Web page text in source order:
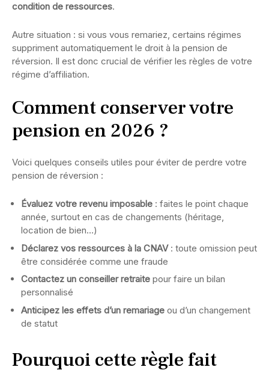
condition de ressources.
Autre situation : si vous vous remariez, certains régimes
suppriment automatiquement le droit à la pension de
réversion. Il est donc crucial de vérifier les règles de votre
régime d’affiliation.
Comment conserver votre
pension en 2026 ?
Voici quelques conseils utiles pour éviter de perdre votre
pension de réversion :
Évaluez votre revenu imposable : faites le point chaque
année, surtout en cas de changements (héritage,
location de bien…)
Déclarez vos ressources à la CNAV: toute omission peut
être considérée comme une fraude
Contactez un conseiller retraite pour faire un bilan
personnalisé
Anticipez les effets d’un remariage ou d’un changement
de statut
Pourquoi cette règle fait